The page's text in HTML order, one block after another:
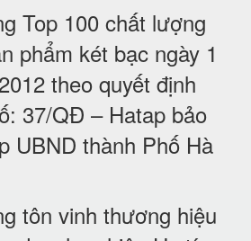
Top 100 chất lượng
phẩm két bạc ngày 1
theo quyết định
37/QĐ – Hatap bảo
UBND thành Phố Hà
tôn vinh thương hiệu